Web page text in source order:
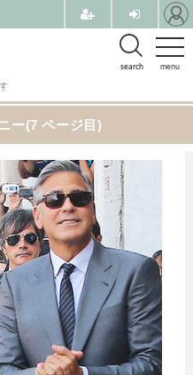
menu
search
ー(7 ページ目)